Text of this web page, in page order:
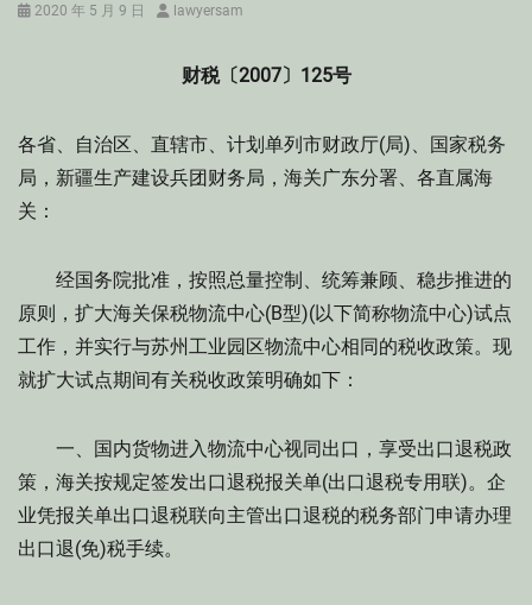
Posted
2020 年 5 月 9 日 Authorlawyersam
财税〔2007〕125号
各省、自治区、直辖市、计划单列市财政厅(局)、国家税务
局，新疆生产建设兵团财务局，海关广东分署、各直属海
关：
经国务院批准，按照总量控制、统筹兼顾、稳步推进的
原则，扩大海关保税物流中心(B型)(以下简称物流中心)试点
工作，并实行与苏州工业园区物流中心相同的税收政策。现
就扩大试点期间有关税收政策明确如下：
一、国内货物进入物流中心视同出口，享受出口退税政
策，海关按规定签发出口退税报关单(出口退税专用联)。企
业凭报关单出口退税联向主管出口退税的税务部门申请办理
出口退(免)税手续。